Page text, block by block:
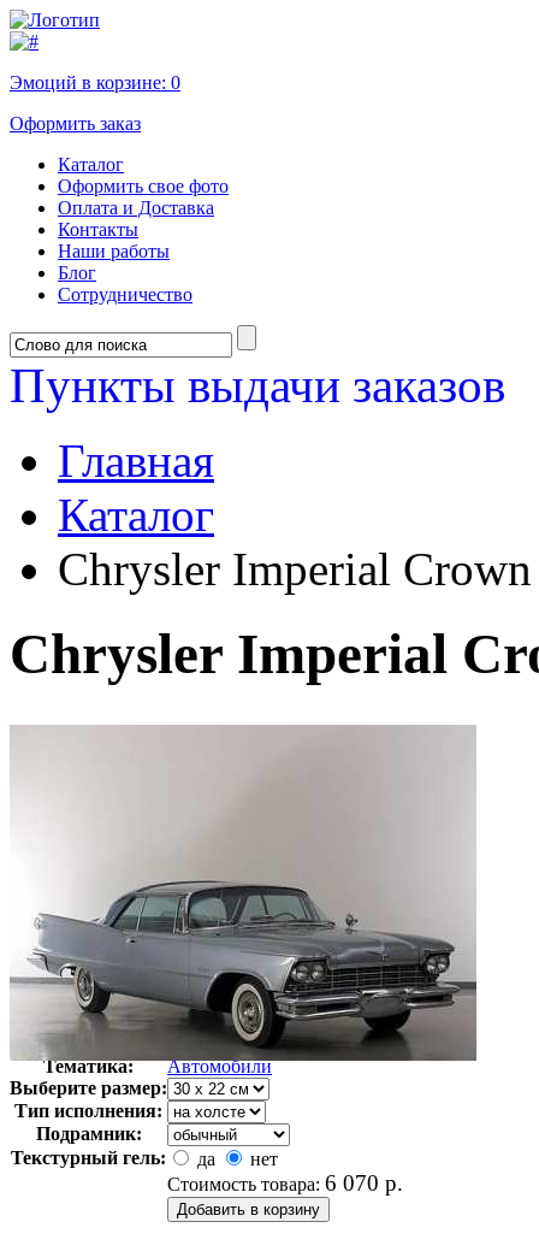
Эмоций в корзине: 0
Оформить заказ
Каталог
Оформить свое фото
Оплата и Доставка
Контакты
Наши работы
Блог
Сотрудничество
Пункты выдачи заказов
Главная
Каталог
Chrysler Imperial
Chrysler Imperial
Автор:
Неизвестно
Ретро-Фотографии
Тематика:
Автомобили
Выберите размер:
Тип исполнения:
Подрамник:
Текстурный гель:
да
нет
Стоимость товара: 6 070 р.